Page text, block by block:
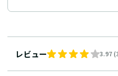
レビュー 3.97